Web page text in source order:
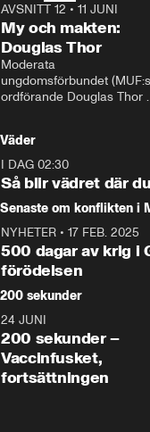
AVSNITT 12 • 11 JUNI
My och makten:
Douglas Thor
Moderata
ungdomsförbundet
ordförande Douglas Thor
tonårsutvisningarna och
Moderaterna ska locka
väljare till valet i höst.
Väder
I DAG 02:30
Så blir vädret där
Senaste om konflikten i
NYHETER • 17 FEB. 2025
500 dagar av krig i
förödelsen
200 sekunder
24 JUNI
200 sekunder –
Vaccinfusket,
fortsättningen